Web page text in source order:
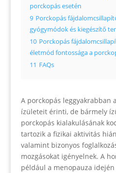
porckopás esetén
9 Porckopás
gyógymódok és kiegészítő
10 Porckopás
életmód fontossága a
11 FAQs
A porckopás leggyakrabban
ízületeit érinti, de bármely
porckopás kialakulásának
tartozik a fizikai aktivitás
valamint bizonyos
mozgásokat igényelnek. A
például a menopauza idején